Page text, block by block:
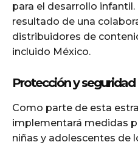
para el desarrollo
resultado de una
distribuidores de
incluido México.
Protección y
Como parte de esta
implementará medidas
niñas y adolescentes de